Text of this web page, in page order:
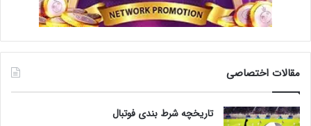
مقالات اختصاصی
تاریخچه شرط بندی فوتبال